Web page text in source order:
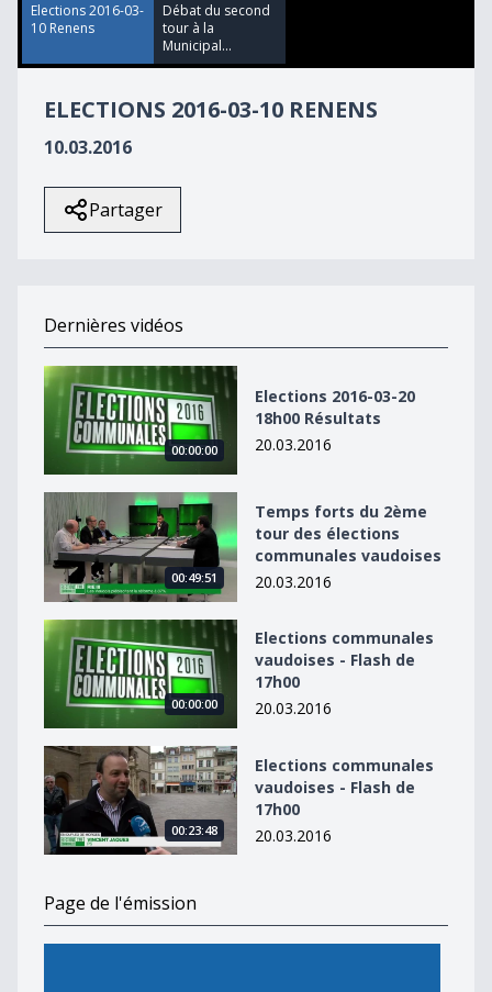
18
seconds
Elections 2016-03-
10 Renens
Débat du second
tour à la
Municipal...
ELECTIONS 2016-03-10 RENENS
10.03.2016
Partager
Dernières vidéos
Elections 2016-03-20 18h00 Résultats
00:00:00
Elections 2016-03-20
18h00 Résultats
20.03.2016
Temps forts du 2ème tour des élections communales
00:49:51
Temps forts du 2ème
tour des élections
communales vaudoises
20.03.2016
Elections communales vaudoises - Flash de 17h00
00:00:00
Elections communales
vaudoises - Flash de
17h00
20.03.2016
Elections communales vaudoises - Flash de 17h00
00:23:48
Elections communales
vaudoises - Flash de
17h00
20.03.2016
Page de l'émission